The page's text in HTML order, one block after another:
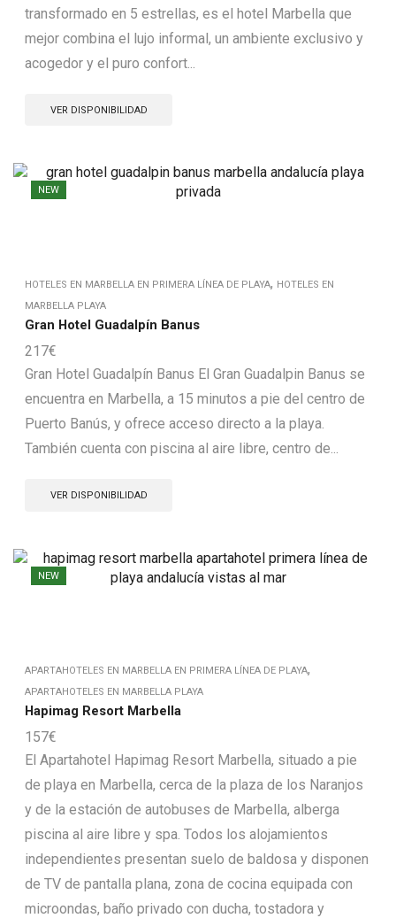
transformado en 5 estrellas, es el hotel Marbella que
mejor combina el lujo informal, un ambiente exclusivo y
acogedor y el puro confort...
VER DISPONIBILIDAD
NEW
HOTELES EN MARBELLA EN PRIMERA LÍNEA DE PLAYA, HOTELES EN
MARBELLA PLAYA
Gran Hotel Guadalpín Banus
217€
Gran Hotel Guadalpín Banus El Gran Guadalpin Banus se
encuentra en Marbella, a 15 minutos a pie del centro de
Puerto Banús, y ofrece acceso directo a la playa.
También cuenta con piscina al aire libre, centro de...
VER DISPONIBILIDAD
NEW
APARTAHOTELES EN MARBELLA EN PRIMERA LÍNEA DE PLAYA,
APARTAHOTELES EN MARBELLA PLAYA
Hapimag Resort Marbella
157€
El Apartahotel Hapimag Resort Marbella, situado a pie
de playa en Marbella, cerca de la plaza de los Naranjos
y de la estación de autobuses de Marbella, alberga
piscina al aire libre y spa. Todos los alojamientos
independientes presentan suelo de baldosa y disponen
de TV de pantalla plana, zona de cocina equipada con
microondas, baño privado con ducha, tostadora y